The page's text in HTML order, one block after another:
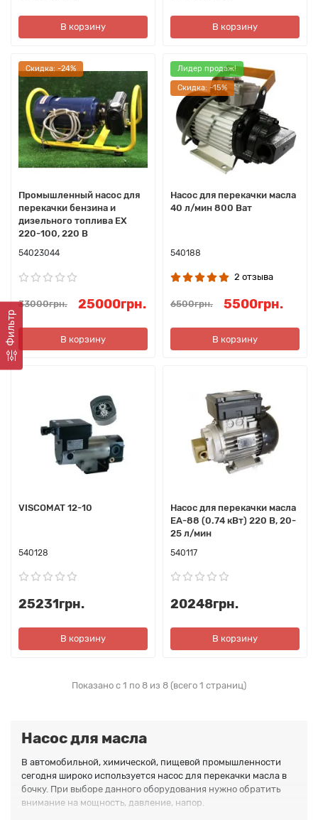
Фильтр
В корзину В корзину
Cкидка: -24%
Промышленный насос для
перекачки бензина и
дизельного топлива EX
220-100, 220 В
54023044
33000грн. 25000грн.
В корзину
Лидер продаж!
Cкидка: -15%
Насос для перекачки масла
40 л/мин 800 Ват
540188
2 отзыва
6500грн. 5500грн.
В корзину
VISCOMAT 12-10
540128
25231грн.
В корзину
Насос для перекачки масла
EA-88 (0.74 кВт) 220 В, 20-
25 л/мин
540117
20248грн.
В корзину
Показано с 1 по 8 из 8 (всего 1 страниц)
Насос для масла
В автомобильной, химической, пищевой промышленности
сегодня широко используется насос для перекачки масла в
бочку. При выборе данного оборудования нужно обратить
внимание на мощность, давление, напор.